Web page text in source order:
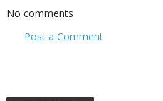
No comments
Post a Comment